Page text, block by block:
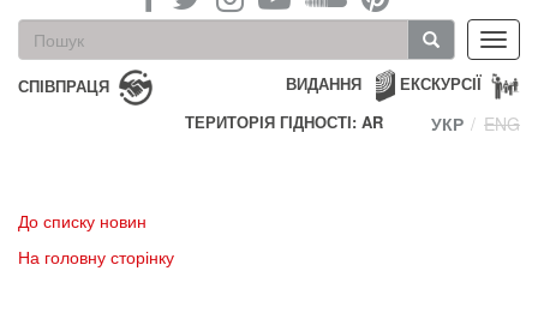
Пошукова
форма
Пошук
СПІВПРАЦЯ ЕКСКУРСІЇ
ВИДАННЯ
ТЕРИТОРІЯ ГІДНОСТІ: AR
УКР ENG
До списку новин
На головну сторінку